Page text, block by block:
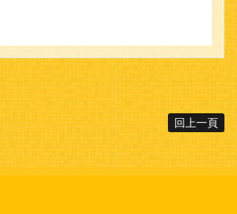
回上一頁